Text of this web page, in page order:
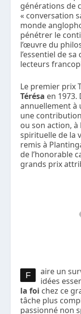
générations de
« conversation
monde
pénétrer le
l’œuvre du
l’essentiel de
lecteurs
Le premier prix
Térésa en 1973.
annuellement à
une
ou son action, à
spirituelle de la
remis à
de l’honorable
grands prix
F
aire un
idées
la foi chez ce
tâche plus
passionné non